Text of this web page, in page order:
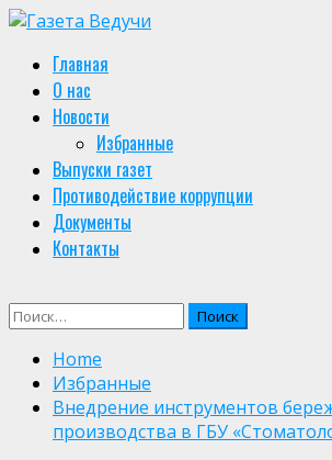
Skip
content
Primary
Menu
Главная
О нас
Новости
Избранные
Выпуски газет
Противодействие коррупции
Документы
Контакты
Найти:
Home
Избранные
Внедрение инструментов
производства в ГБУ